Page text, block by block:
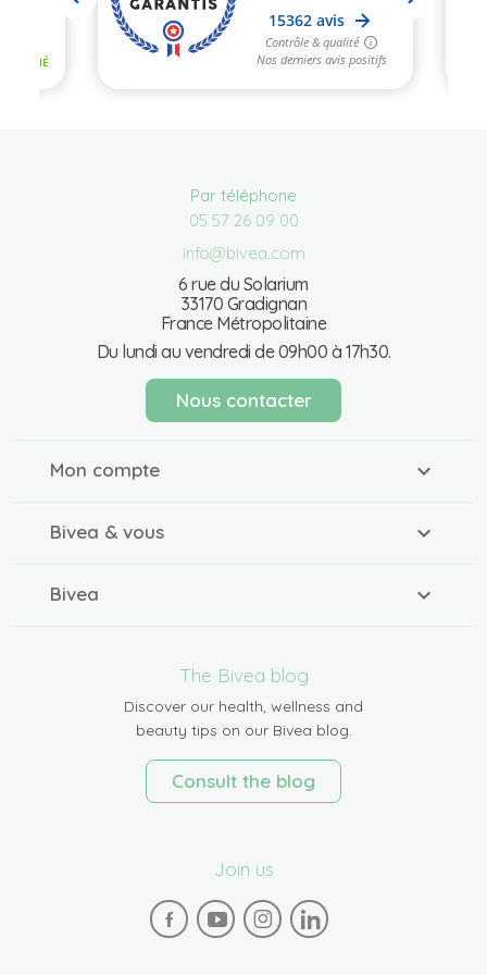
Par téléphone
05 57 26 09 00
info@bivea.com
6 rue du Solarium
33170 Gradignan
France Métropolitaine
Du lundi au vendredi de 09h00 à 17h30.
Nous contacter
Mon compte
Bivea & vous
Bivea
The Bivea blog
Discover our health, wellness and
beauty tips on our Bivea blog.
Consult the blog
Join us